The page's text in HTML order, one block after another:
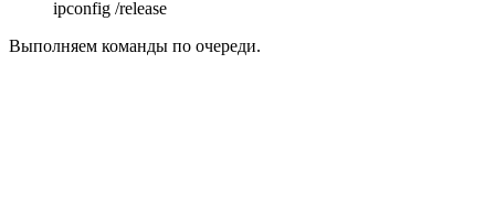
ipconfig /release
Выполняем команды по очереди.